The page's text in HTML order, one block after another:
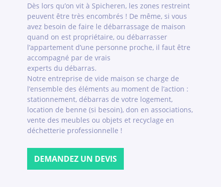
Dès lors qu’on vit à Spicheren, les zones restreint
peuvent être très encombrés ! De même, si vous
avez besoin de faire le débarrassage de maison
quand on est propriétaire, ou débarrasser
l’appartement d’une personne proche, il faut être
accompagné par de vrais
experts du débarras.
Notre entreprise de vide maison se charge de
l’ensemble des éléments au moment de l’action :
stationnement, débarras de votre logement,
location de benne (si besoin), don en associations,
vente des meubles ou objets et recyclage en
déchetterie professionnelle !
DEMANDEZ UN DEVIS